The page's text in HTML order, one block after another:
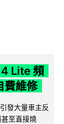
Lite 頻
費維修
發大量車主反
至直接燒